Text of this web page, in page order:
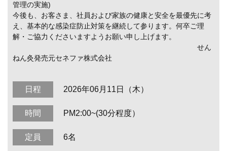
管理の実施)
今後も、お客さま、社員および家族の健康と安全を最優先に考
え、基本的な感染症防止対策を継続して参ります。何卒ご理
解・ご協力くださいますようお願い申し上げます。
せん
ねん灸発売元セネファ株式会社
日程 2026年06月11日（木）
時間 PM2:00~(30分程度）
定員 6名